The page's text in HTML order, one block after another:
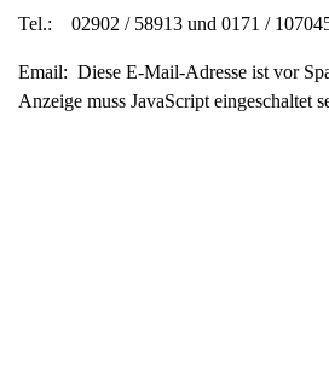
Tel.: 02902 / 58913 und 0171 /
Email: Diese E-Mail-Adresse ist vor
Anzeige muss JavaScript eingeschaltet